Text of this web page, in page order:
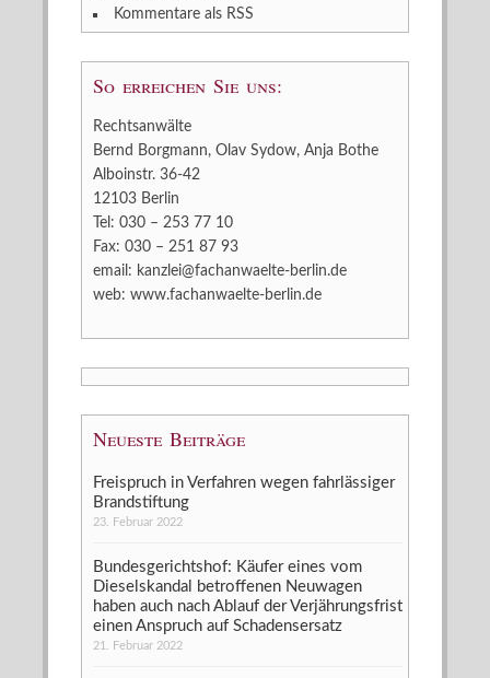
Kommentare als RSS
So erreichen Sie uns:
Rechtsanwälte
Bernd Borgmann, Olav Sydow, Anja Bothe
Alboinstr. 36-42
12103 Berlin
Tel: 030 – 253 77 10
Fax: 030 – 251 87 93
email: kanzlei@fachanwaelte-berlin.de
web: www.fachanwaelte-berlin.de
Neueste Beiträge
Freispruch in Verfahren wegen fahrlässiger
Brandstiftung
23. Februar 2022
Bundesgerichtshof: Käufer eines vom
Dieselskandal betroffenen Neuwagen
haben auch nach Ablauf der Verjährungsfrist
einen Anspruch auf Schadensersatz
21. Februar 2022